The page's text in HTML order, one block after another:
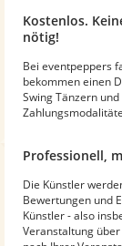
Kostenlos.
nötig!
Bei eventpeppers
bekommen einen
Swing Tänzern
Professionell,
Die Künstler
Bewertungen und
Künstler - also
Veranstaltung